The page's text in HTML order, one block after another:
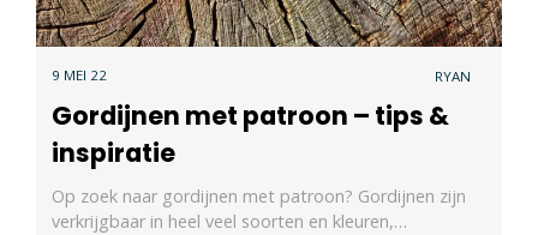
9 MEI 22 RYAN
Gordijnen met patroon – tips &
inspiratie
Op zoek naar gordijnen met patroon? Gordijnen zijn
verkrijgbaar in heel veel soorten en kleuren,…